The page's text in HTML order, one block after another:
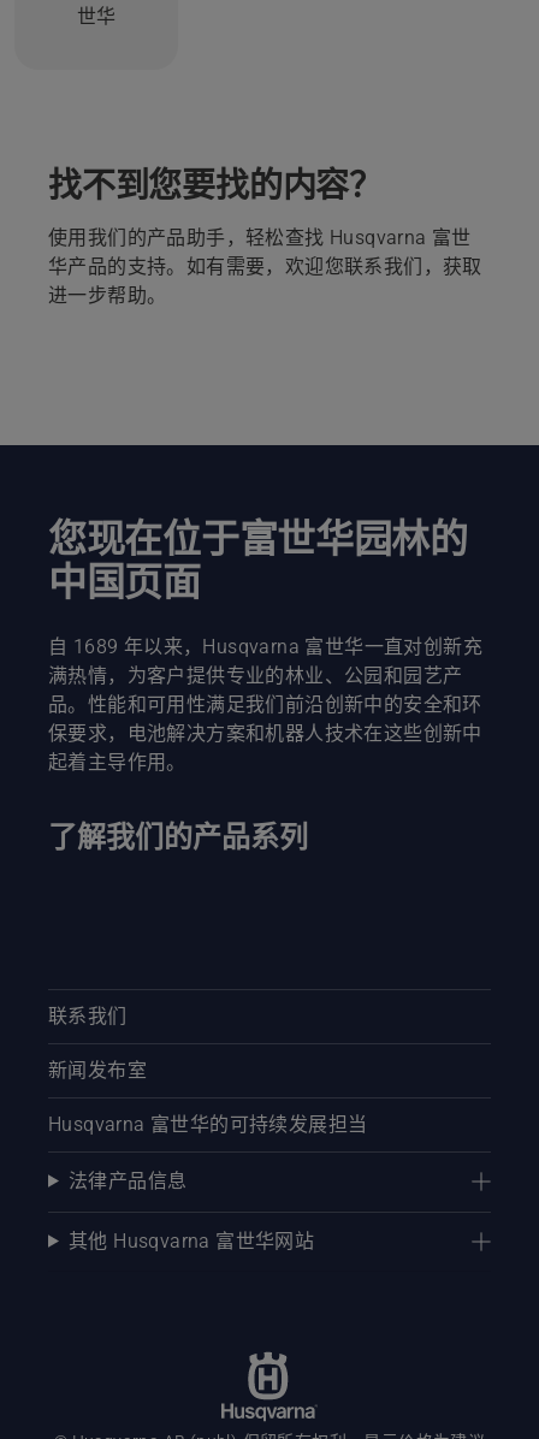
世华
找不到您要找的内容？
使用我们的产品助手，轻松查找 Husqvarna 富世
华产品的支持。如有需要，欢迎您联系我们，获取
进一步帮助。
您现在位于富世华园林的
中国页面
自 1689 年以来，Husqvarna 富世华一直对创新充
满热情，为客户提供专业的林业、公园和园艺产
品。性能和可用性满足我们前沿创新中的安全和环
保要求，电池解决方案和机器人技术在这些创新中
起着主导作用。
了解我们的产品系列
联系我们
新闻发布室
Husqvarna 富世华的可持续发展担当
法律产品信息
其他 Husqvarna 富世华网站